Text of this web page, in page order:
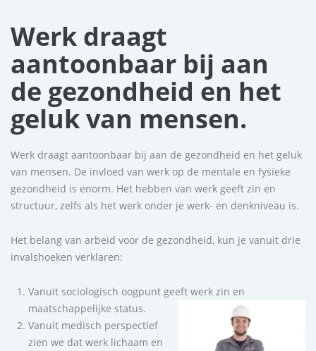
Werk draagt
aantoonbaar bij aan
de gezondheid en het
geluk van mensen.
Werk draagt aantoonbaar bij aan de gezondheid en het geluk
van mensen. De invloed van werk op de mentale en fysieke
gezondheid is enorm. Het hebben van werk geeft zin en
structuur, zelfs als het werk onder je werk- en denkniveau is.
Het belang van arbeid voor de gezondheid, kun je vanuit drie
invalshoeken verklaren:
Vanuit sociologisch oogpunt geeft werk zin en
maatschappelijke status.
Vanuit medisch perspectief
zien we dat werk lichaam en